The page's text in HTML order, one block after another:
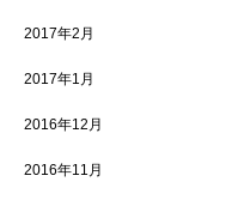
2017年2月
2017年1月
2016年12月
2016年11月